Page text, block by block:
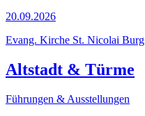
20.09.2026
Evang. Kirche St. Nicolai Burg
Altstadt & Türme
Führungen & Ausstellungen